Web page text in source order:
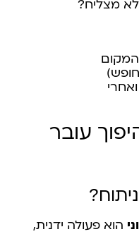
מצליח?
המקום
עובר
הוא פעולה ידנית,